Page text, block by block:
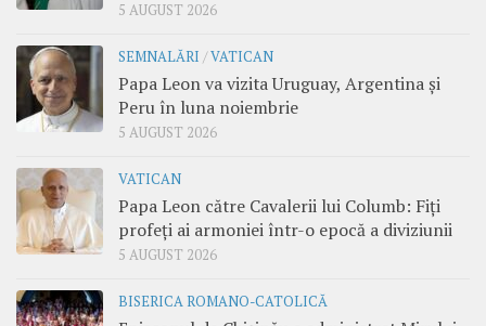
5 AUGUST 2026
SEMNALĂRI /VATICAN
Papa Leon va vizita Uruguay, Argentina și
Peru în luna noiembrie
5 AUGUST 2026
VATICAN
Papa Leon către Cavalerii lui Columb: Fiți
profeți ai armoniei într-o epocă a diviziunii
5 AUGUST 2026
BISERICA ROMANO-CATOLICĂ